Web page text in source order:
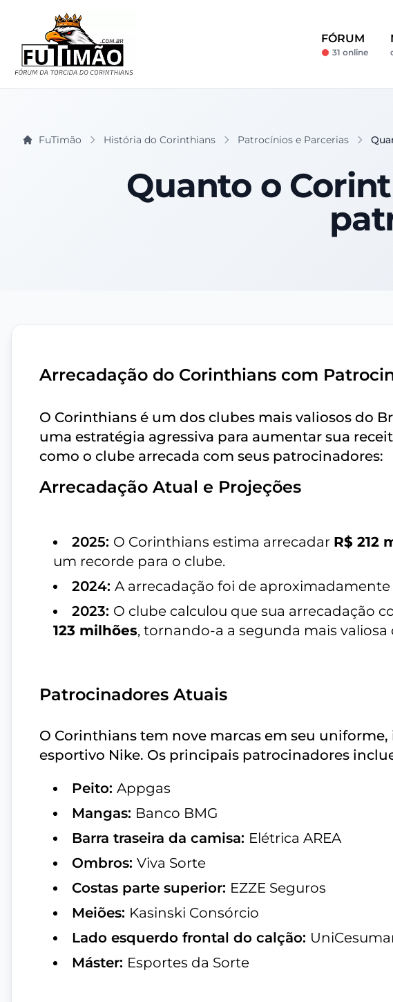
FÓRUM
31 online
FuTimão História do Corinthians Patrocínios e Parcerias
Quanto o
Arrecadação do Corinthians com
O Corinthians é um dos clubes mais valiosos do
uma estratégia agressiva para aumentar sua
como o clube arrecada com seus patrocinadores:
Arrecadação Atual e Projeções
2025: O Corinthians estima arrecadar R$ 212
um recorde para o clube.
2024: A arrecadação foi de aproximadamente
2023: O clube calculou que sua arrecadação
123 milhões, tornando-a a segunda mais
Patrocinadores Atuais
O Corinthians tem nove marcas em seu
esportivo Nike. Os principais patrocinadores
Peito: Appgas
Mangas: Banco BMG
Barra traseira da camisa: Elétrica AREA
Ombros: Viva Sorte
Costas parte superior: EZZE Seguros
Meiões: Kasinski Consórcio
Lado esquerdo frontal do calção:
Máster: Esportes da Sorte